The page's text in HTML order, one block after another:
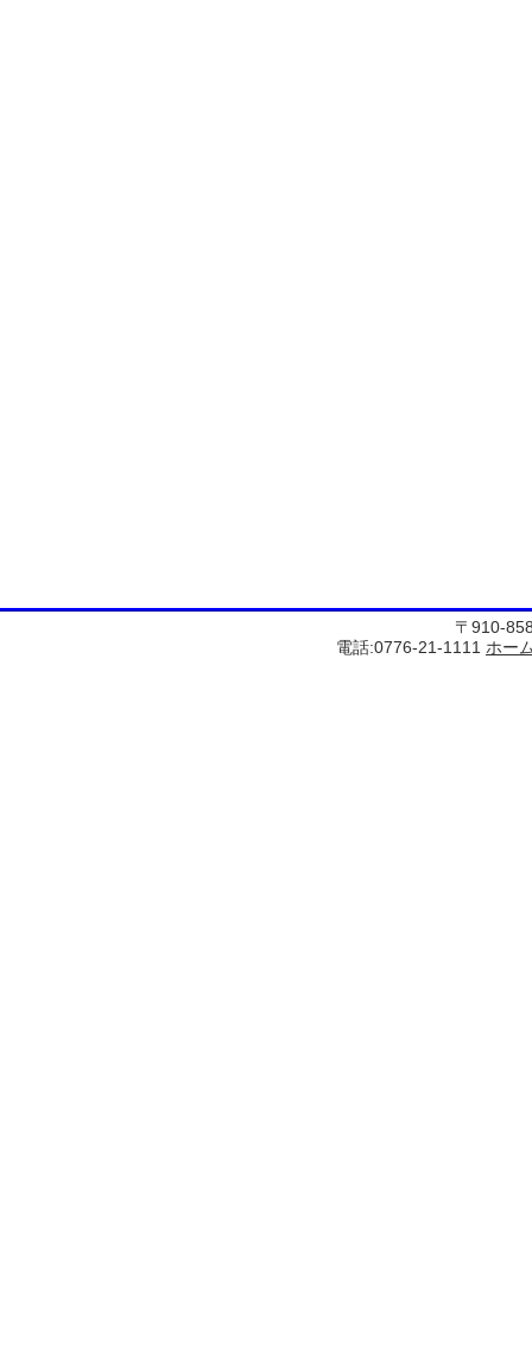
〒910-
電話:0776-21-1111 ホー